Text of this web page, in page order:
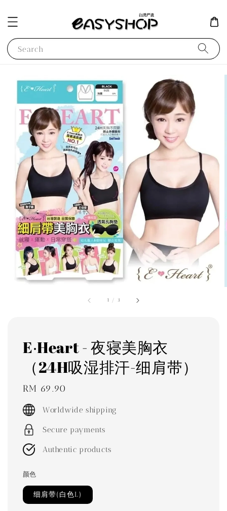
Search
1 / 3
E‧Heart - 夜寝美胸衣
（24H吸湿排汗-细肩带）
Regular
price
RM 69.90
Worldwide shipping
Secure payments
Authentic products
颜色
细肩带(白色L)